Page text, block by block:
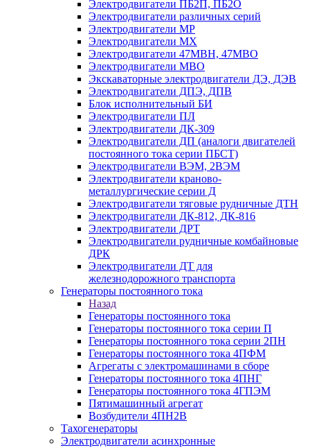
Электродвигатели ПБ2П, ПБ2О
Электродвигатели различных серий
Электродвигатели МР
Электродвигатели MX
Электродвигатели 47MBH, 47МВО
Электродвигатели MBO
Экскаваторные электродвигатели ДЭ, ДЭВ
Электродвигатели ДПЭ, ДПВ
Блок исполнительный БИ
Электродвигатели ПЛ
Электродвигатели ДК-309
Электродвигатели ДП (аналоги двигателей
постоянного тока серии ПБСТ)
Электродвигатели ВЭМ, 2ВЭМ
Электродвигатели краново-
металлургические серии Д
Электродвигатели тяговые рудничные ДТН
Электродвигатели ДК-812, ДК-816
Электродвигатели ДРТ
Электродвигатели рудничные комбайновые
ДРК
Электродвигатели ДТ для
железнодорожного транспорта
Генераторы постоянного тока
Назад
Генераторы постоянного тока
Генераторы постоянного тока серии П
Генераторы постоянного тока серии 2ПН
Генераторы постоянного тока 4ПФМ
Агрегаты с электромашинами в сборе
Генераторы постоянного тока 4ПНГ
Генераторы постоянного тока 4ГПЭМ
Пятимашинный агрегат
Возбудители 4ПН2В
Тахогенераторы
Электродвигатели асинхронные